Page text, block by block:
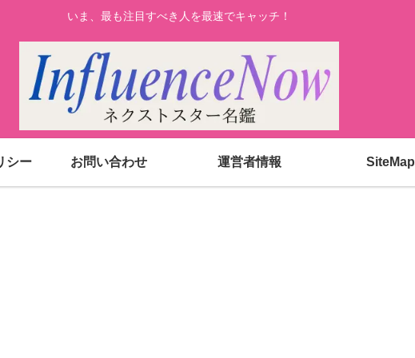
いま、最も注目すべき人を最速でキャッチ！
シー お問い合わせ 運営者情報 SiteMap